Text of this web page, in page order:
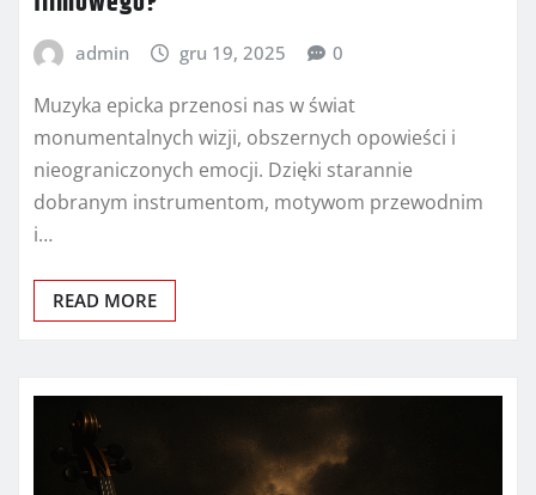
admin gru 19, 2025 0
Muzyka epicka przenosi nas w świat
monumentalnych wizji, obszernych opowieści i
nieograniczonych emocji. Dzięki starannie
dobranym instrumentom, motywom przewodnim
i…
READ MORE